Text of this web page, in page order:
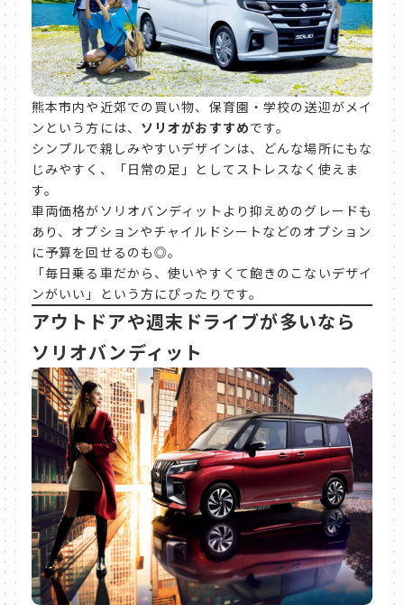
熊本市内や近郊での買い物、保育園・学校の送迎がメイ
ンという方には、 ソリオがおすすめです。
シンプルで親しみやすいデザインは、どんな場所にもな
じみやすく、「日常の足」としてストレスなく使えま
す。
車両価格がソリオバンディットより抑えめのグレードも
あり、オプションやチャイルドシートなどのオプション
に予算を回せるのも◎。
「毎日乗る車だから、使いやすくて飽きのこないデザイ
ンがいい」という方にぴったりです。
アウトドアや週末ドライブが多いなら
ソリオバンディット